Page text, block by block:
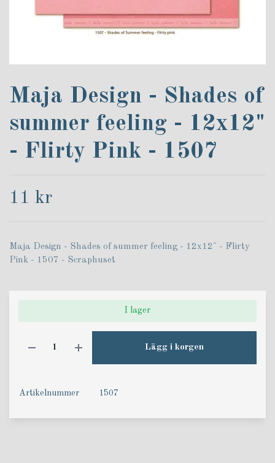
Maja Design - Shades of
summer feeling - 12x12"
- Flirty Pink - 1507
11 kr
Maja Design - Shades of summer feeling - 12x12" - Flirty
Pink - 1507 - Scraphuset
I lager
Lägg i korgen
Artikelnummer 1507